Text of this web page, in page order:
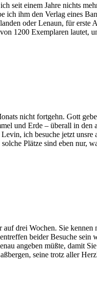
seit einem Jahre nichts
ich ihm den Verlag eines
oder Lenaun, für
1200 Exemplaren lautet,
nicht fortgehn. Gott
und Erde – überall in
ich besuche jetzt unsre
Plätze sind eben nur,
drei Wochen. Sie
beider Besuche
angeben müßte, damit
seine trotz aller